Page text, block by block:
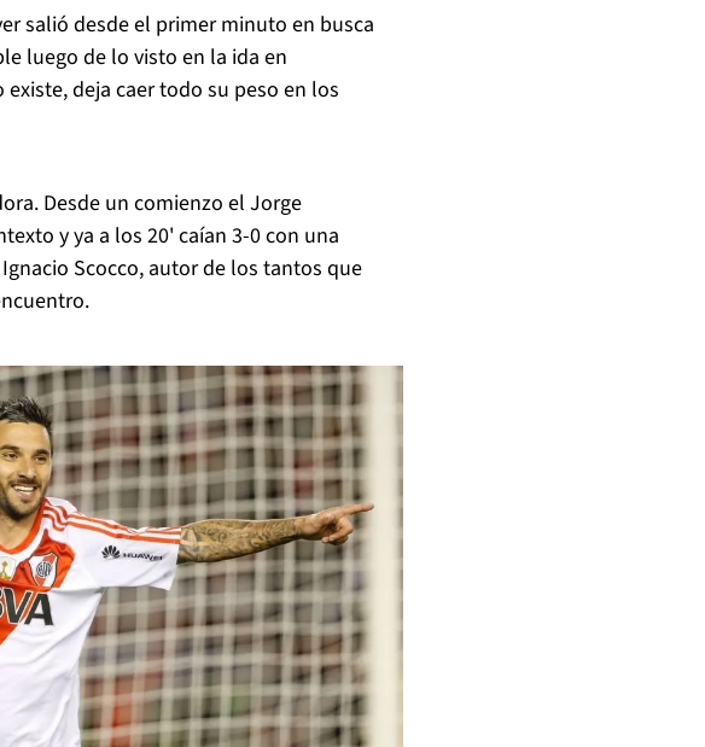
salió desde el primer minuto en busca
luego de lo visto en la ida en
deja caer todo su peso en los
Desde un comienzo el Jorge
y ya a los 20' caían 3-0 con una
Scocco, autor de los tantos que